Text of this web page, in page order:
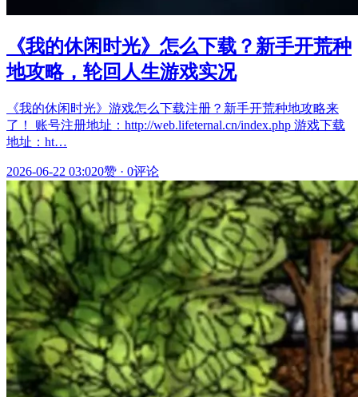
《我的休闲时光》怎么下载？新手开荒种
地攻略，轮回人生游戏实况
《我的休闲时光》游戏怎么下载注册？新手开荒种地攻略来
了！ 账号注册地址：http://web.lifeternal.cn/index.php 游戏下载
地址：ht…
2026-06-22 03:020赞 · 0评论